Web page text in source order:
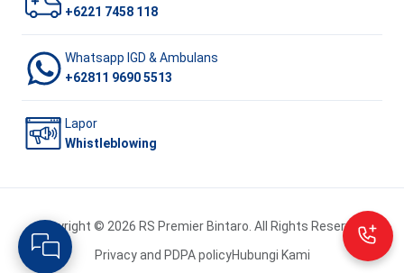
+6221 7458 118
Whatsapp IGD & Ambulans
+62811 9690 5513
Lapor
Whistleblowing
Copyright © 2026 RS Premier Bintaro. All Rights Reserved.
Privacy and PDPA policyHubungi Kami